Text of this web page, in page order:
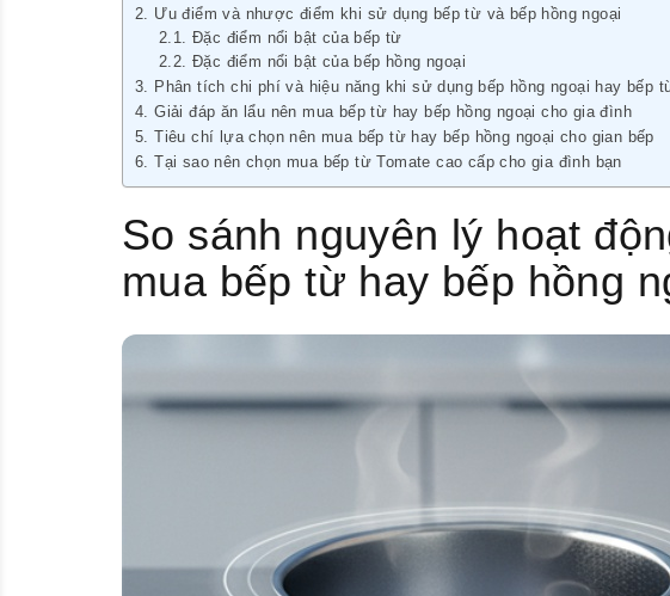
Ưu điểm và nhược điểm khi sử dụng bếp từ và bếp hồng ngoại
Đặc điểm nổi bật của bếp từ
Đặc điểm nổi bật của bếp hồng ngoại
Phân tích chi phí và hiệu năng khi sử dụng bếp hồng ngoại hay bếp
Giải đáp ăn lẩu nên mua bếp từ hay bếp hồng ngoại cho gia đình
Tiêu chí lựa chọn nên mua bếp từ hay bếp hồng ngoại cho gian bếp
Tại sao nên chọn mua bếp từ Tomate cao cấp cho gia đình bạn
So sánh nguyên lý hoạt
mua bếp từ hay bếp hồng